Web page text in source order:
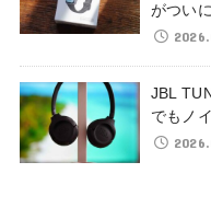
がつい
JBL
でもノ